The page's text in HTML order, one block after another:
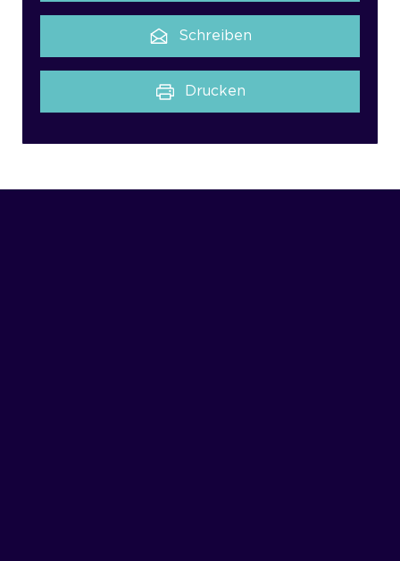
Schreiben
Drucken